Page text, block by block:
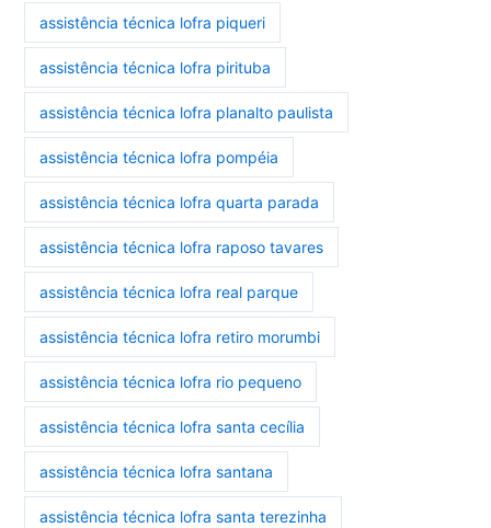
assistência técnica lofra piqueri
assistência técnica lofra pirituba
assistência técnica lofra planalto paulista
assistência técnica lofra pompéia
assistência técnica lofra quarta parada
assistência técnica lofra raposo tavares
assistência técnica lofra real parque
assistência técnica lofra retiro morumbi
assistência técnica lofra rio pequeno
assistência técnica lofra santa cecília
assistência técnica lofra santana
assistência técnica lofra santa terezinha